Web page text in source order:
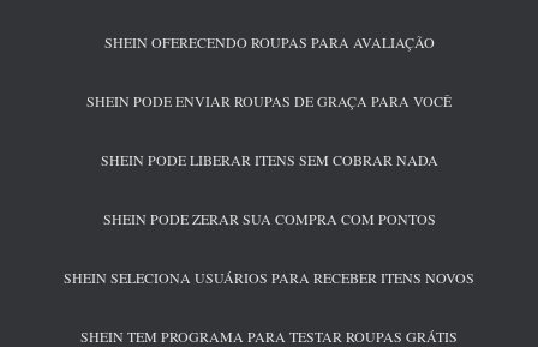
SHEIN OFERECENDO ROUPAS PARA AVALIAÇÃO
SHEIN PODE ENVIAR ROUPAS DE GRAÇA PARA VOCÊ
SHEIN PODE LIBERAR ITENS SEM COBRAR NADA
SHEIN PODE ZERAR SUA COMPRA COM PONTOS
SHEIN SELECIONA USUÁRIOS PARA RECEBER ITENS NOVOS
SHEIN TEM PROGRAMA PARA TESTAR ROUPAS GRÁTIS